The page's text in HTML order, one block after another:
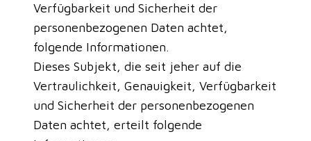
Verfügbarkeit und Sicherheit der
personenbezogenen Daten achtet,
folgende Informationen.
Dieses Subjekt, die seit jeher auf die
Vertraulichkeit, Genauigkeit, Verfügbarkeit
und Sicherheit der personenbezogenen
Daten achtet, erteilt folgende